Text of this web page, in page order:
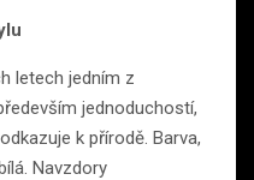
letech jedním z
jednoduchostí,
k přírodě. Barva,
Navzdory